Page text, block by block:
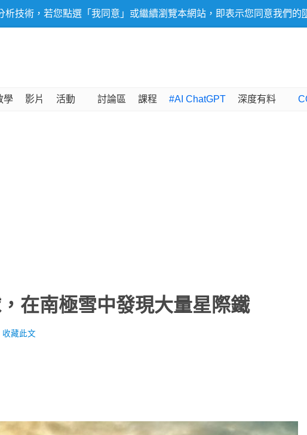
技術，若您點選「我同意」或繼續瀏覽本網站，即表示您同意我們的
學 影片 活動 討論區 課程 #AI ChatGPT 深度有料
在南極雪中發現大量星際鐵
收藏此文